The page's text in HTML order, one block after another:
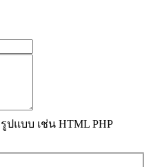
แบบ เช่น HTML PHP